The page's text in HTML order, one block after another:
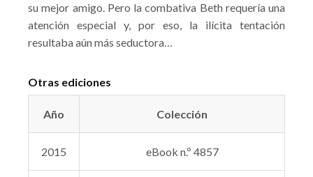
su mejor amigo. Pero la combativa Beth requería una
atención especial y, por eso, la ilícita tentación
resultaba aún más seductora…
Otras ediciones
Año Colección
2015 eBook n.º 4857